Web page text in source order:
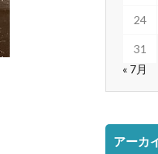
24
31
« 7月
アーカ